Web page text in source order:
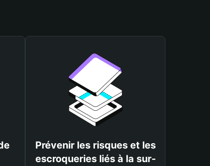
Prévenir les risques et les
escroqueries liés à la sur-